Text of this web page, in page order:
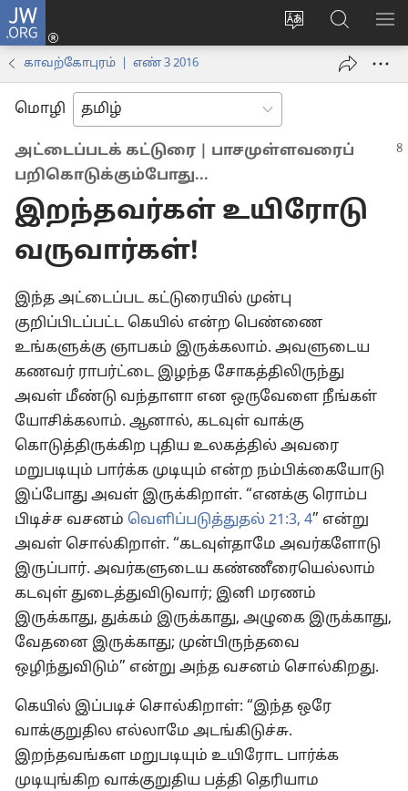
JW.ORG
மொழியை
மாற்றவும்
உள்நுழைக
window)
JW.ORG-
ல்
தேடவும்
காவற்கோபுரம் | எண் 3 2016
மொழி
அட்டைப்படக் கட்டுரை | பாசமுள்ளவரைப்
பறிகொடுக்கும்போது...
இறந்தவர்கள் உயிரோடு
வருவார்கள்!
இந்த அட்டைப்பட கட்டுரையில் முன்பு
குறிப்பிடப்பட்ட கெயில் என்ற பெண்ணை
உங்களுக்கு ஞாபகம் இருக்கலாம். அவளுடைய
கணவர் ராபர்ட்டை இழந்த சோகத்திலிருந்து
அவள் மீண்டு வந்தாளா என ஒருவேளை நீங்கள்
யோசிக்கலாம். ஆனால், கடவுள் வாக்கு
கொடுத்திருக்கிற புதிய உலகத்தில் அவரை
மறுபடியும் பார்க்க முடியும் என்ற நம்பிக்கையோடு
இப்போது அவள் இருக்கிறாள். “எனக்கு ரொம்ப
பிடிச்ச வசனம் வெளிப்படுத்துதல் 21:3, 4” என்று
அவள் சொல்கிறாள். “கடவுள்தாமே அவர்களோடு
இருப்பார். அவர்களுடைய கண்ணீரையெல்லாம்
கடவுள் துடைத்துவிடுவார்; இனி மரணம்
இருக்காது, துக்கம் இருக்காது, அழுகை இருக்காது,
வேதனை இருக்காது; முன்பிருந்தவை
ஒழிந்துவிடும்” என்று அந்த வசனம் சொல்கிறது.
கெயில் இப்படிச் சொல்கிறாள்: “இந்த ஒரே
வாக்குறுதில எல்லாமே அடங்கிடுச்சு.
இறந்தவங்கள மறுபடியும் உயிரோட பார்க்க
முடியுங்கிற வாக்குறுதிய பத்தி தெரியாம